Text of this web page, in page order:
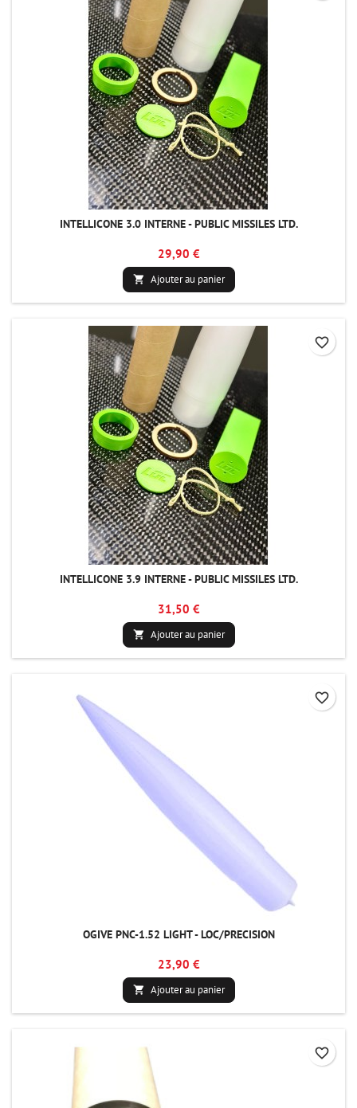
INTELLICONE 3.0 INTERNE - PUBLIC MISSILES LTD.
29,90 €
 Ajouter au panier
INTELLICONE 3.9 INTERNE - PUBLIC MISSILES LTD.
31,50 €
 Ajouter au panier
favorite_border
OGIVE PNC-1.52 LIGHT - LOC/PRECISION
23,90 €
 Ajouter au panier
favorite_border
favorite_border